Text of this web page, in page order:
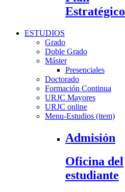
Estratégico
ESTUDIOS
Grado
Doble Grado
Máster
Presenciales
Doctorado
Formación Continua
URJC Mayores
URJC online
Menu-Estudios (item)
Admisión
Oficina del
estudiante